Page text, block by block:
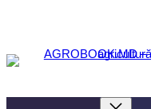
conținut